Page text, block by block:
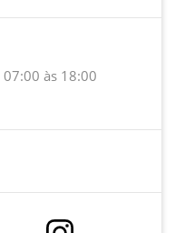
07:00 às 18:00